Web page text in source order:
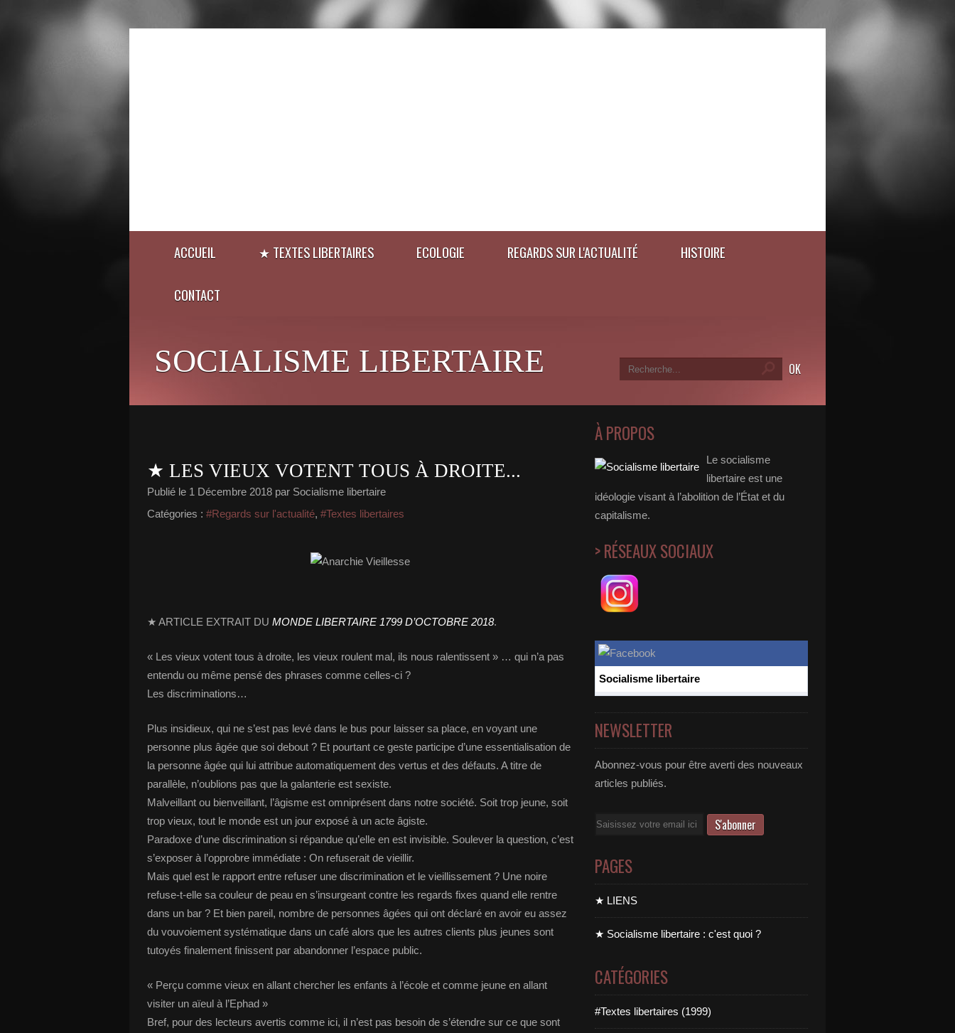
ACCUEIL ★ TEXTES LIBERTAIRES ECOLOGIE REGARDS SUR L'ACTUALITÉ HISTOIRE
CONTACT
SOCIALISME LIBERTAIRE
★ LES VIEUX VOTENT TOUS À DROITE...
Publié le 1 Décembre 2018 par Socialisme libertaire
Catégories : #Regards sur l'actualité, #Textes libertaires
★ ARTICLE EXTRAIT DU MONDE LIBERTAIRE 1799 D’OCTOBRE 2018.
« Les vieux votent tous à droite, les vieux roulent mal, ils nous ralentissent » … qui n’a pas
entendu ou même pensé des phrases comme celles-ci ?
Les discriminations…
Plus insidieux, qui ne s’est pas levé dans le bus pour laisser sa place, en voyant une
personne plus âgée que soi debout ? Et pourtant ce geste participe d’une essentialisation de
la personne âgée qui lui attribue automatiquement des vertus et des défauts. A titre de
parallèle, n’oublions pas que la galanterie est sexiste.
Malveillant ou bienveillant, l’âgisme est omniprésent dans notre société. Soit trop jeune, soit
trop vieux, tout le monde est un jour exposé à un acte âgiste.
Paradoxe d’une discrimination si répandue qu’elle en est invisible. Soulever la question, c’est
s’exposer à l’opprobre immédiate : On refuserait de vieillir.
Mais quel est le rapport entre refuser une discrimination et le vieillissement ? Une noire
refuse-t-elle sa couleur de peau en s’insurgeant contre les regards fixes quand elle rentre
dans un bar ? Et bien pareil, nombre de personnes âgées qui ont déclaré en avoir eu assez
du vouvoiement systématique dans un café alors que les autres clients plus jeunes sont
tutoyés finalement finissent par abandonner l’espace public.
« Perçu comme vieux en allant chercher les enfants à l’école et comme jeune en allant
visiter un aïeul à l’Ephad »
Bref, pour des lecteurs avertis comme ici, il n’est pas besoin de s’étendre sur ce que sont
À PROPOS
Le socialisme
libertaire est une
idéologie visant à l’abolition de l’État et du
capitalisme.
> RÉSEAUX SOCIAUX
Socialisme libertaire
NEWSLETTER
Abonnez-vous pour être averti des nouveaux
articles publiés.
Email
PAGES
★ LIENS
★ Socialisme libertaire : c'est quoi ?
CATÉGORIES
#Textes libertaires (1999)